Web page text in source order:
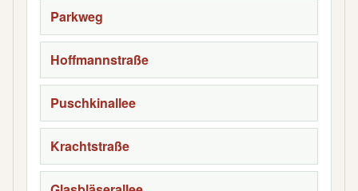
Parkweg
Hoffmannstraße
Puschkinallee
Krachtstraße